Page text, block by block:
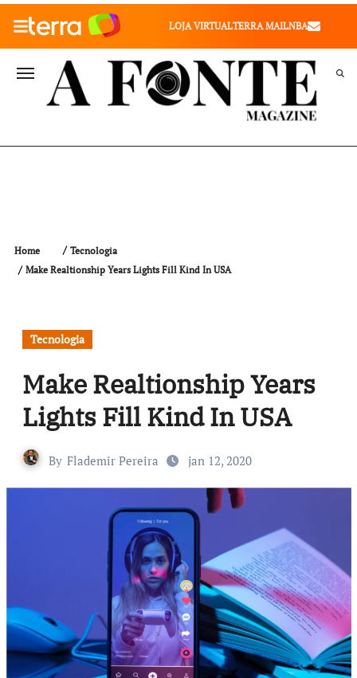
010" />
LOJA VIRTUALTERRA MAILNBA
Home
Tecnologia
Make Realtionship Years Lights Fill Kind In USA
Tecnologia
Make Realtionship Years
Lights Fill Kind In USA
By Flademir Pereira jan 12, 2020